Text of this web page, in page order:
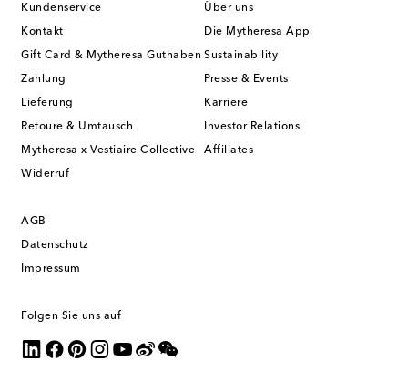
Kundenservice
Kontakt
Gift Card & Mytheresa Guthaben
Zahlung
Lieferung
Retoure & Umtausch
Mytheresa x Vestiaire Collective
Widerruf
Über uns
Die Mytheresa App
Sustainability
Presse & Events
Karriere
Investor Relations
Affiliates
AGB
Datenschutz
Impressum
Folgen Sie uns auf